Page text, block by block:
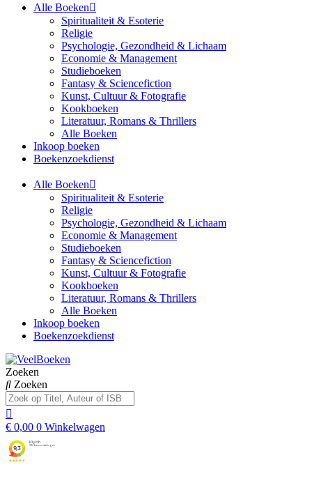
Alle Boeken
Spiritualiteit & Esoterie
Religie
Psychologie, Gezondheid & Lichaam
Economie & Management
Studieboeken
Fantasy & Sciencefiction
Kunst, Cultuur & Fotografie
Kookboeken
Literatuur, Romans & Thrillers
Alle Boeken
Inkoop boeken
Boekenzoekdienst
Alle Boeken
Spiritualiteit & Esoterie
Religie
Psychologie, Gezondheid & Lichaam
Economie & Management
Studieboeken
Fantasy & Sciencefiction
Kunst, Cultuur & Fotografie
Kookboeken
Literatuur, Romans & Thrillers
Alle Boeken
Inkoop boeken
Boekenzoekdienst
Zoeken
Zoeken
€ 0,00 0 Winkelwagen